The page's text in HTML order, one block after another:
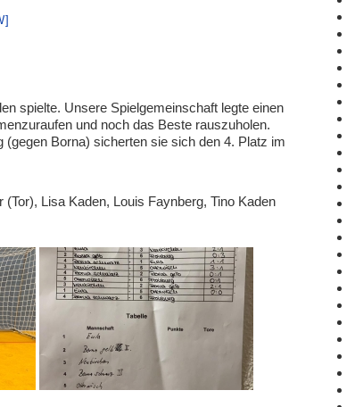
spielte. Unsere Spielgemeinschaft legte einen
und noch das Beste rauszuholen.
Borna) sicherten sie sich den 4. Platz im
Lisa Kaden, Louis Faynberg, Tino Kaden